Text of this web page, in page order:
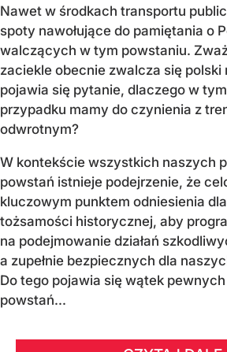
Nawet w środkach transportu
spoty nawołujące do pamiętania o
walczących w tym powstaniu.
zaciekle obecnie zwalcza się polski
pojawia się pytanie, dlaczego w
przypadku mamy do czynienia z
odwrotnym?
W kontekście wszystkich naszych
powstań istnieje podejrzenie, że
kluczowym punktem odniesienia
tożsamości historycznej, aby
na podejmowanie działań
a zupełnie bezpiecznych dla
Do tego pojawia się wątek
powstań...